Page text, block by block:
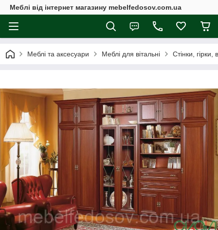
Меблі від інтернет магазину mebelfedosov.com.ua
Меблі та аксесуари Меблі для вітальні Стінки, гірки,